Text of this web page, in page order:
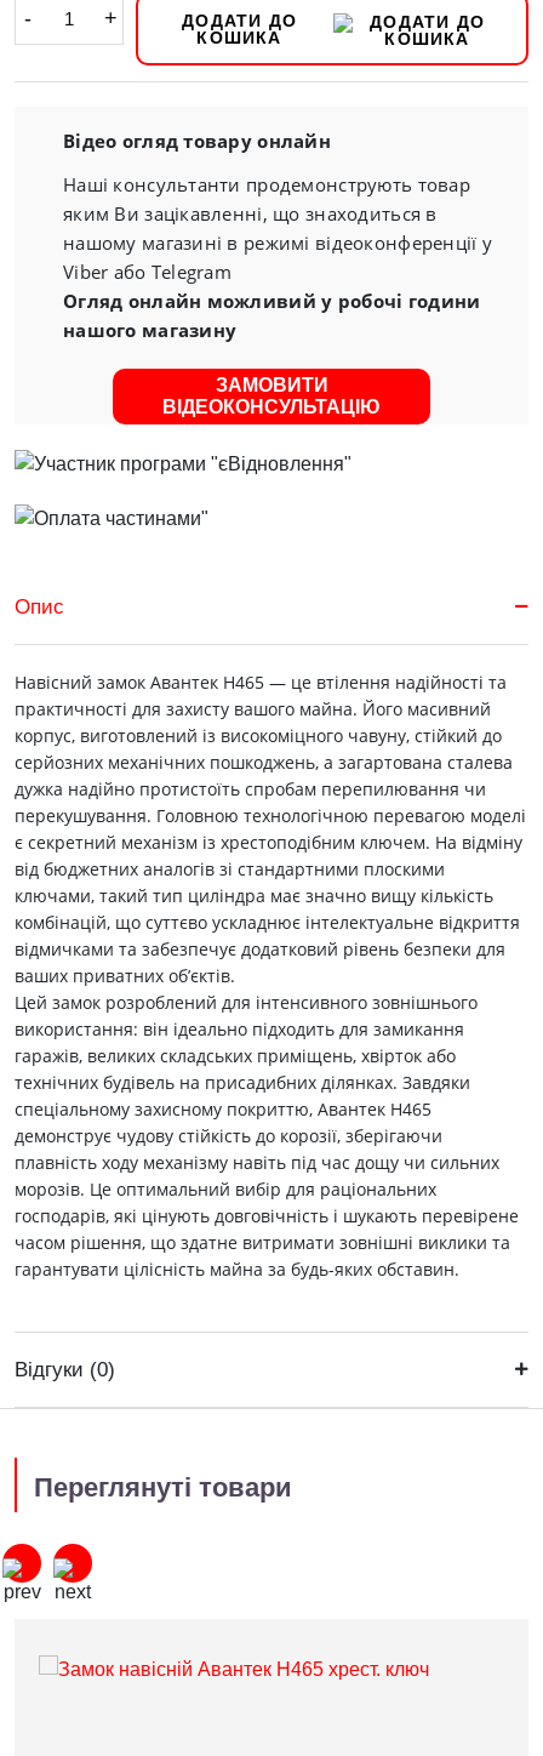
- +
ДОДАТИ ДО
КОШИКА
Відео огляд товару онлайн
Наші консультанти продемонструють товар
яким Ви зацікавленні, що знаходиться в
нашому магазині в режимі відеоконференції у
Viber або Telegram
Огляд онлайн можливий у робочі години
нашого магазину
ЗАМОВИТИ
ВІДЕОКОНСУЛЬТАЦІЮ
Опис
Навісний замок Авантек Н465 — це втілення надійності та
практичності для захисту вашого майна. Його масивний
корпус, виготовлений із високоміцного чавуну, стійкий до
серйозних механічних пошкоджень, а загартована сталева
дужка надійно протистоїть спробам перепилювання чи
перекушування. Головною технологічною перевагою моделі
є секретний механізм із хрестоподібним ключем. На відміну
від бюджетних аналогів зі стандартними плоскими
ключами, такий тип циліндра має значно вищу кількість
комбінацій, що суттєво ускладнює інтелектуальне відкриття
відмичками та забезпечує додатковий рівень безпеки для
ваших приватних об’єктів.
Цей замок розроблений для інтенсивного зовнішнього
використання: він ідеально підходить для замикання
гаражів, великих складських приміщень, хвірток або
технічних будівель на присадибних ділянках. Завдяки
спеціальному захисному покриттю, Авантек Н465
демонструє чудову стійкість до корозії, зберігаючи
плавність ходу механізму навіть під час дощу чи сильних
морозів. Це оптимальний вибір для раціональних
господарів, які цінують довговічність і шукають перевірене
часом рішення, що здатне витримати зовнішні виклики та
гарантувати цілісність майна за будь-яких обставин.
Відгуки (0)
Переглянуті товари